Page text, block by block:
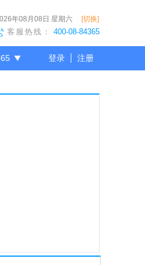
年08月08日 星期六 [切换]
客服热线： 400-08-84365
登录 注册